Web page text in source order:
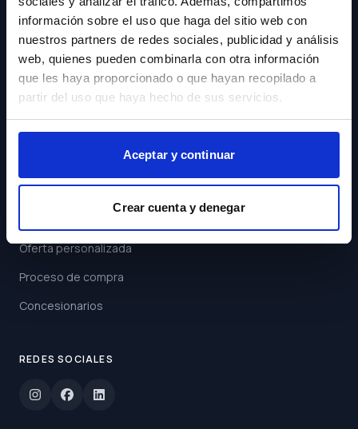
información sobre el uso que haga del sitio web con
nuestros partners de redes sociales, publicidad y análisis
web, quienes pueden combinarla con otra información
que les haya proporcionado o que hayan recopilado a
partir del uso que haya hecho de sus servicios.
Aceptar y continuar
Crear cuenta y denegar
Suscríbete y recibe las últimas novedades y ofertas.
Acepto los
Términos y
Condiciones
Suscribirse
ENLACES
Oferta personalizada
Proceso de compra
Concesionarios
REDES SOCIALES